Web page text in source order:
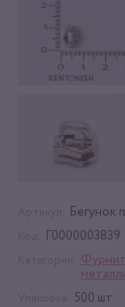
Бегунок
Г0000003839
500 шт